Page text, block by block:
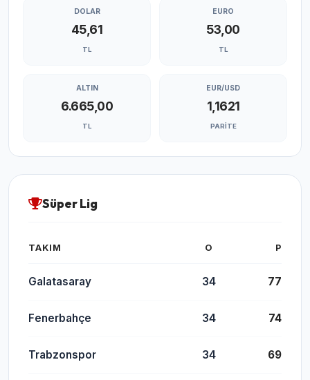
DOLAR
45,61
TL
EURO
53,00
TL
ALTIN
6.665,00
TL
EUR/USD
1,1621
PARITE
Süper Lig
TAKIM O P
Galatasaray 34 77
Fenerbahçe 34 74
Trabzonspor 34 69